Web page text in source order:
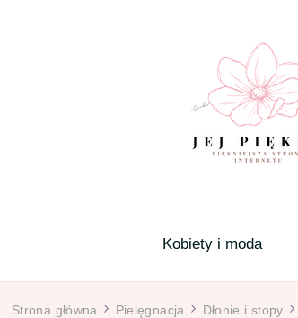
Kobiety i moda
Strona główna Pielęgnacja Dłonie i stopy